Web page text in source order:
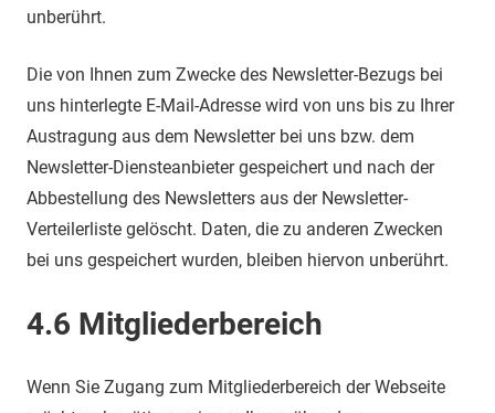
unberührt.
Die von Ihnen zum Zwecke des Newsletter-Bezugs bei
uns hinterlegte E-Mail-Adresse wird von uns bis zu Ihrer
Austragung aus dem Newsletter bei uns bzw. dem
Newsletter-Diensteanbieter gespeichert und nach der
Abbestellung des Newsletters aus der Newsletter-
Verteilerliste gelöscht. Daten, die zu anderen Zwecken
bei uns gespeichert wurden, bleiben hiervon unberührt.
4.6 Mitgliederbereich
Wenn Sie Zugang zum Mitgliederbereich der Webseite